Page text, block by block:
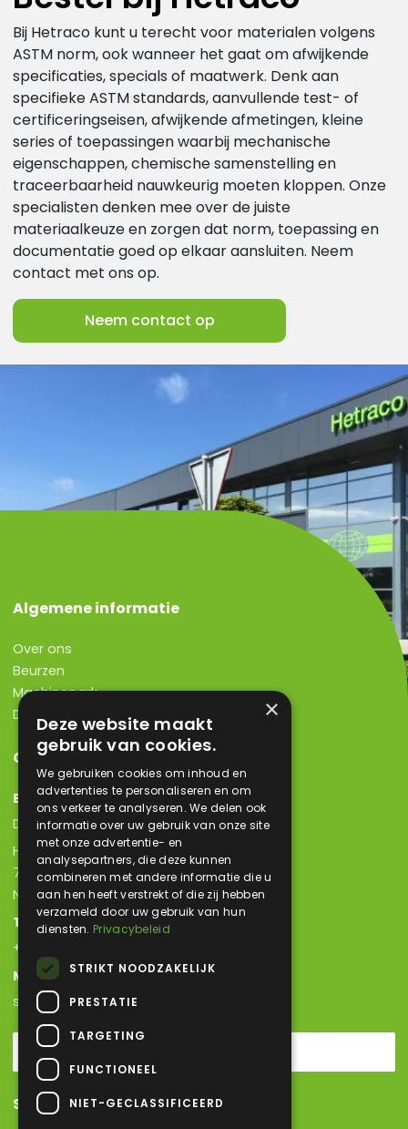
Bij Hetraco kunt u terecht voor materialen volgens
ASTM norm, ook wanneer het gaat om afwijkende
specificaties, specials of maatwerk. Denk aan
specifieke ASTM standards, aanvullende test- of
certificeringseisen, afwijkende afmetingen, kleine
series of toepassingen waarbij mechanische
eigenschappen, chemische samenstelling en
traceerbaarheid nauwkeurig moeten kloppen. Onze
specialisten denken mee over de juiste
materiaalkeuze en zorgen dat norm, toepassing en
documentatie goed op elkaar aansluiten. Neem
contact met ons op.
Neem contact op
Algemene informatie
Over ons
Beurzen
Machinepark
Dutch Bolting Company B.V.
Contact
Bezoekadres
Dutch Bolting Company B.V.
Hoornaar 11
7317 BR Apeldoorn
Nederland
Telefoon
+31 (0) 55 303 2180
Mail
sales@hetraco.com
Sitemap
×
Deze website maakt
gebruik van cookies.
We gebruiken cookies om inhoud en
advertenties te personaliseren en om
ons verkeer te analyseren. We delen ook
informatie over uw gebruik van onze site
met onze advertentie- en
analysepartners, die deze kunnen
combineren met andere informatie die u
aan hen heeft verstrekt of die zij hebben
verzameld door uw gebruik van hun
diensten. Privacybeleid
STRIKT NOODZAKELIJK
PRESTATIE
TARGETING
FUNCTIONEEL
NIET-GECLASSIFICEERD